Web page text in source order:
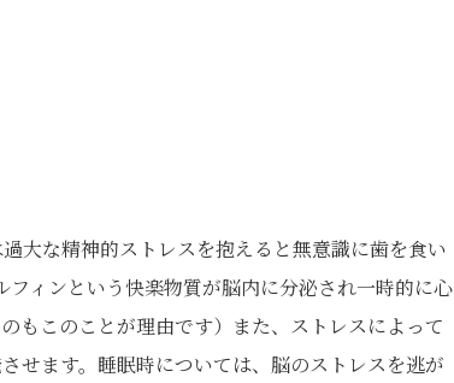
大な精神的ストレスを抱えると無意識に歯を食い
ィンという快楽物質が脳内に分泌され一時的に心
もこのことが理由です）また、ストレスによって
せます。睡眠時については、脳のストレスを逃が